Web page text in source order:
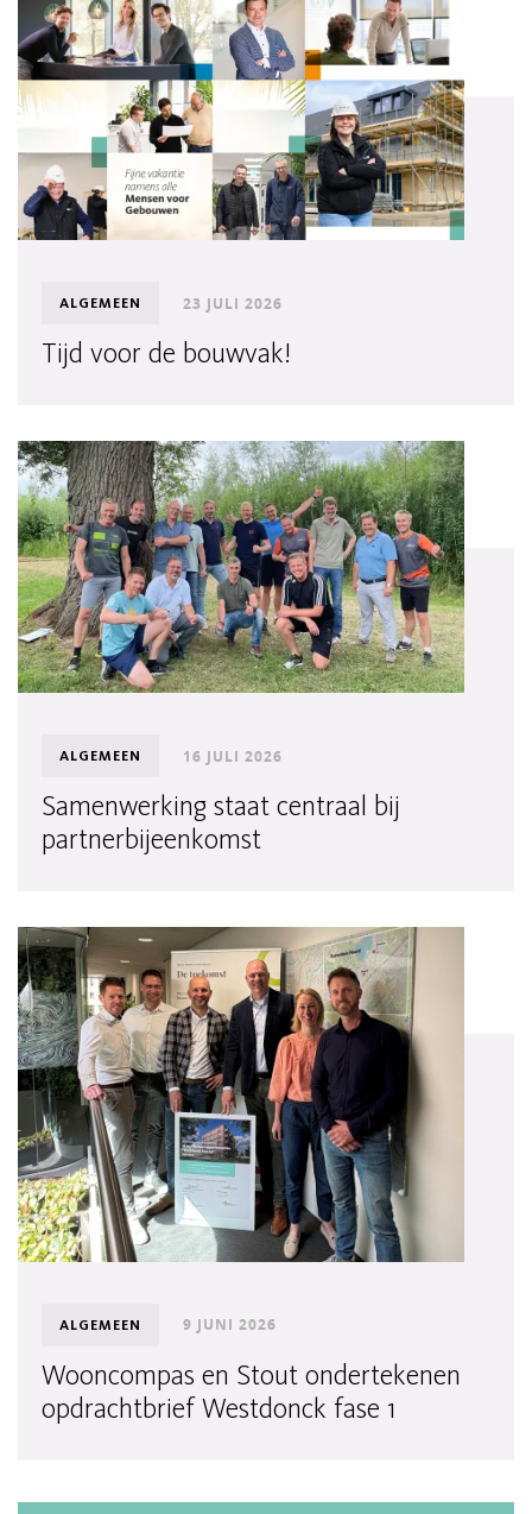
ALGEMEEN 23 JULI 2026
Tijd voor de bouwvak!
ALGEMEEN 16 JULI 2026
Samenwerking staat centraal bij
partnerbijeenkomst
ALGEMEEN 9 JUNI 2026
Wooncompas en Stout ondertekenen
opdrachtbrief Westdonck fase 1